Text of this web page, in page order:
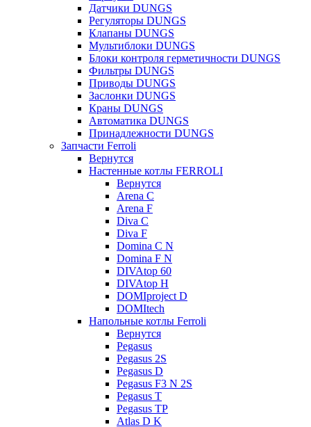
Датчики DUNGS
Регуляторы DUNGS
Клапаны DUNGS
Мультиблоки DUNGS
Блоки контроля герметичности DUNGS
Фильтры DUNGS
Приводы DUNGS
Заслонки DUNGS
Краны DUNGS
Автоматика DUNGS
Принадлежности DUNGS
Запчасти Ferroli
Вернутся
Настенные котлы FERROLI
Вернутся
Arena C
Arena F
Diva C
Diva F
Domina C N
Domina F N
DIVAtop 60
DIVAtop H
DOMIproject D
DOMItech
Напольные котлы Ferroli
Вернутся
Pegasus
Pegasus 2S
Pegasus D
Pegasus F3 N 2S
Pegasus T
Pegasus TP
Atlas D K